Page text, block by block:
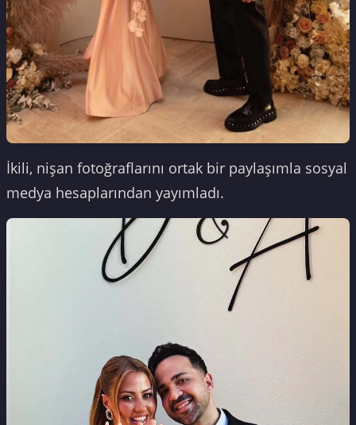
İkili, nişan fotoğraflarını ortak bir paylaşımla sosyal
medya hesaplarından yayımladı.